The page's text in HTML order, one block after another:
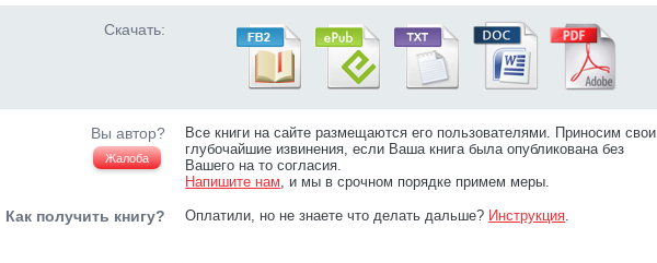
Скачать:
Вы автор?
Жалоба
Все книги на сайте размещаются его пользователями. Приносим свои
глубочайшие извинения, если Ваша книга была опубликована без
Вашего на то согласия.
Напишите нам, и мы в срочном порядке примем меры.
Как получить книгу? Оплатили, но не знаете что делать дальше? Инструкция.